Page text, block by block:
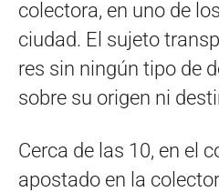
colectora, en uno de
ciudad. El sujeto
res sin ningún tipo de
sobre su origen ni
Cerca de las 10, en el
apostado en la